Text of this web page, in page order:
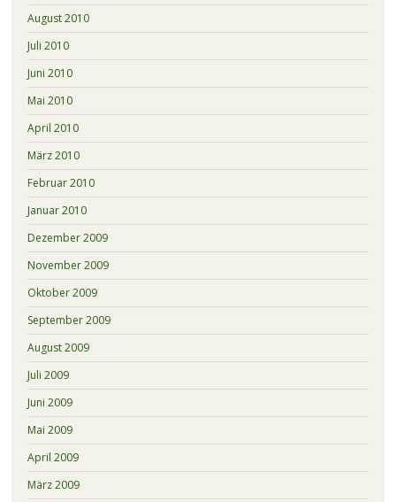
August 2010
Juli 2010
Juni 2010
Mai 2010
April 2010
März 2010
Februar 2010
Januar 2010
Dezember 2009
November 2009
Oktober 2009
September 2009
August 2009
Juli 2009
Juni 2009
Mai 2009
April 2009
März 2009